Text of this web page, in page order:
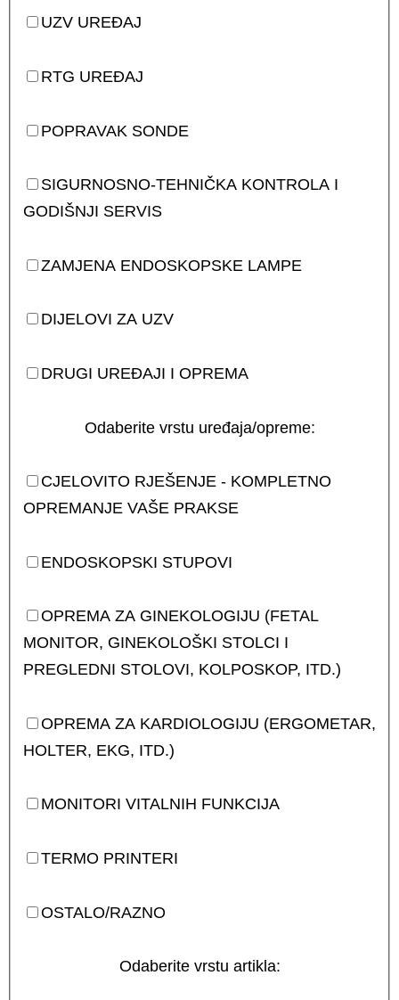
UZV UREĐAJ
RTG UREĐAJ
POPRAVAK SONDE
SIGURNOSNO-TEHNIČKA KONTROLA I
GODIŠNJI SERVIS
ZAMJENA ENDOSKOPSKE LAMPE
DIJELOVI ZA UZV
DRUGI UREĐAJI I OPREMA
Odaberite vrstu uređaja/opreme:
CJELOVITO RJEŠENJE - KOMPLETNO
OPREMANJE VAŠE PRAKSE
ENDOSKOPSKI STUPOVI
OPREMA ZA GINEKOLOGIJU (FETAL
MONITOR, GINEKOLOŠKI STOLCI I
PREGLEDNI STOLOVI, KOLPOSKOP, ITD.)
OPREMA ZA KARDIOLOGIJU (ERGOMETAR,
HOLTER, EKG, ITD.)
MONITORI VITALNIH FUNKCIJA
TERMO PRINTERI
OSTALO/RAZNO
Odaberite vrstu artikla: